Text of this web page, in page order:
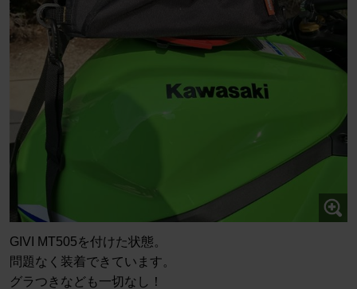
GIVI MT505を付けた状態。
問題なく装着できています。
グラつきなども一切なし！